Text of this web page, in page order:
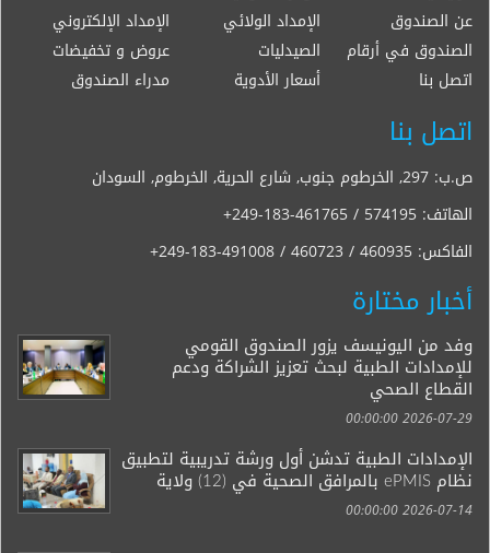
عن الصندوق
الإمداد الولائي
الإمداد الإلكتروني
الصندوق في أرقام
الصيدليات
عروض و تخفيضات
اتصل بنا
أسعار الأدوية مدراء الصندوق
اتصل بنا
ص.ب: 297, الخرطوم جنوب, شارع الحرية, الخرطوم, السودان
الهاتف: +249-183-461765 / 574195
الفاكس: +249-183-491008 / 460723 / 460935
أخبار مختارة
وفد من اليونيسف يزور الصندوق القومي
للإمدادات الطبية لبحث تعزيز الشراكة ودعم
القطاع الصحي
2026-07-29 00:00:00
الإمدادات الطبية تدشن أول ورشة تدريبية لتطبيق
نظام ePMIS بالمرافق الصحية في (12) ولاية
2026-07-14 00:00:00